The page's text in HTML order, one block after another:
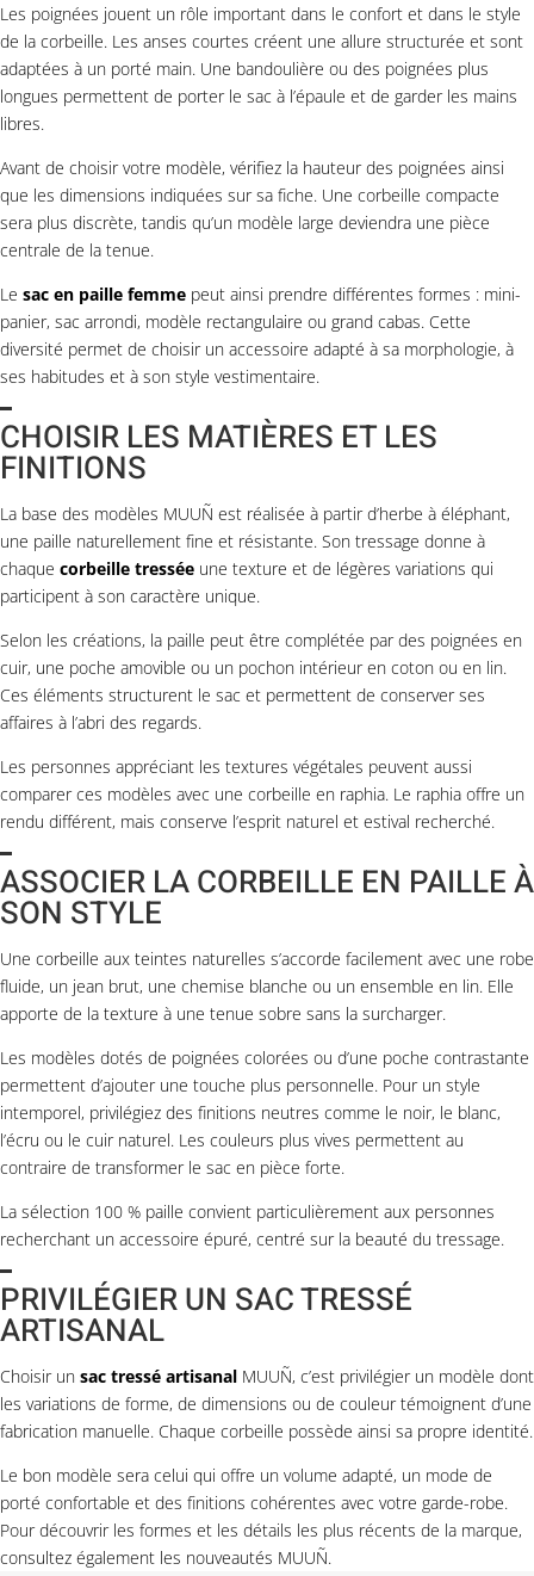
Les poignées jouent un rôle important dans le confort et dans le style
de la corbeille. Les anses courtes créent une allure structurée et sont
adaptées à un porté main. Une bandoulière ou des poignées plus
longues permettent de porter le sac à l’épaule et de garder les mains
libres.
Avant de choisir votre modèle, vérifiez la hauteur des poignées ainsi
que les dimensions indiquées sur sa fiche. Une corbeille compacte
sera plus discrète, tandis qu’un modèle large deviendra une pièce
centrale de la tenue.
Le sac en paille femme peut ainsi prendre différentes formes : mini-
panier, sac arrondi, modèle rectangulaire ou grand cabas. Cette
diversité permet de choisir un accessoire adapté à sa morphologie, à
ses habitudes et à son style vestimentaire.
CHOISIR LES MATIÈRES ET LES
FINITIONS
La base des modèles MUUÑ est réalisée à partir d’herbe à éléphant,
une paille naturellement fine et résistante. Son tressage donne à
chaque corbeille tressée une texture et de légères variations qui
participent à son caractère unique.
Selon les créations, la paille peut être complétée par des poignées en
cuir, une poche amovible ou un pochon intérieur en coton ou en lin.
Ces éléments structurent le sac et permettent de conserver ses
affaires à l’abri des regards.
Les personnes appréciant les textures végétales peuvent aussi
comparer ces modèles avec une corbeille en raphia. Le raphia offre un
rendu différent, mais conserve l’esprit naturel et estival recherché.
ASSOCIER LA CORBEILLE EN PAILLE À
SON STYLE
Une corbeille aux teintes naturelles s’accorde facilement avec une robe
fluide, un jean brut, une chemise blanche ou un ensemble en lin. Elle
apporte de la texture à une tenue sobre sans la surcharger.
Les modèles dotés de poignées colorées ou d’une poche contrastante
permettent d’ajouter une touche plus personnelle. Pour un style
intemporel, privilégiez des finitions neutres comme le noir, le blanc,
l’écru ou le cuir naturel. Les couleurs plus vives permettent au
contraire de transformer le sac en pièce forte.
La sélection 100 % paille convient particulièrement aux personnes
recherchant un accessoire épuré, centré sur la beauté du tressage.
PRIVILÉGIER UN SAC TRESSÉ
ARTISANAL
Choisir un sac tressé artisanal MUUÑ, c’est privilégier un modèle dont
les variations de forme, de dimensions ou de couleur témoignent d’une
fabrication manuelle. Chaque corbeille possède ainsi sa propre identité.
Le bon modèle sera celui qui offre un volume adapté, un mode de
porté confortable et des finitions cohérentes avec votre garde-robe.
Pour découvrir les formes et les détails les plus récents de la marque,
consultez également les nouveautés MUUÑ.